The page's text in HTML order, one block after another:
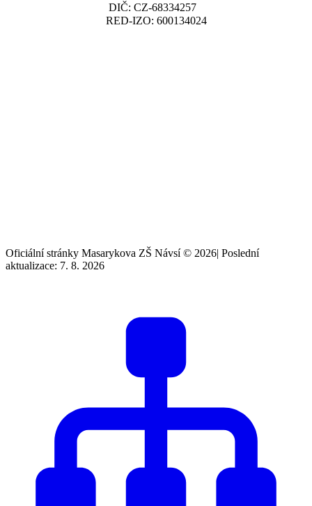
DIČ: CZ-68334257
RED-IZO: 600134024
Oficiální stránky Masarykova ZŠ Návsí © 2026| Poslední
aktualizace: 7. 8. 2026